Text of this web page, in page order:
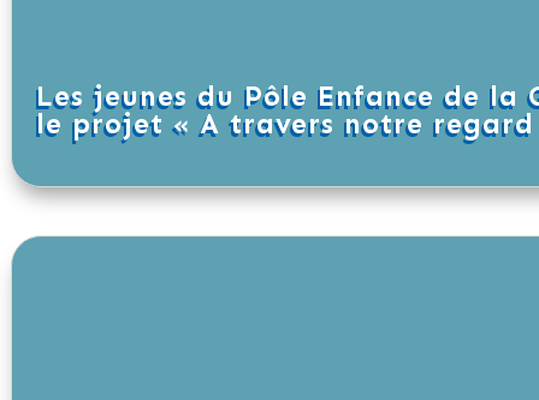
Les jeunes du Pôle Enfance de la
le projet « A travers notre